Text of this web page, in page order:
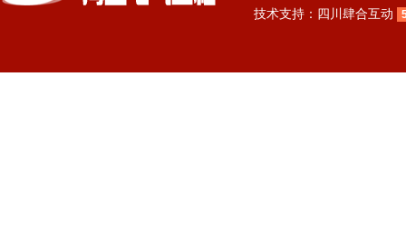
技术支持： 四川肆合互动